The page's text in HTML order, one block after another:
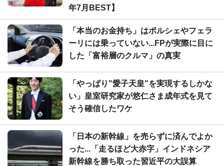
年7月BEST】
「本当のお金持ち」はポルシェやフェラ
ーリには乗っていない...FPが実際に目に
した「富裕層のクルマ」の真実
「やっぱり"愛子天皇"を実現するしかな
い」皇室研究家が悠仁さま成年式を見て
そう確信したワケ
「日本の新幹線」を売らずに済んでよか
った...「走るほど大赤字」インドネシア
新幹線を勝ち取った習近平の大誤算